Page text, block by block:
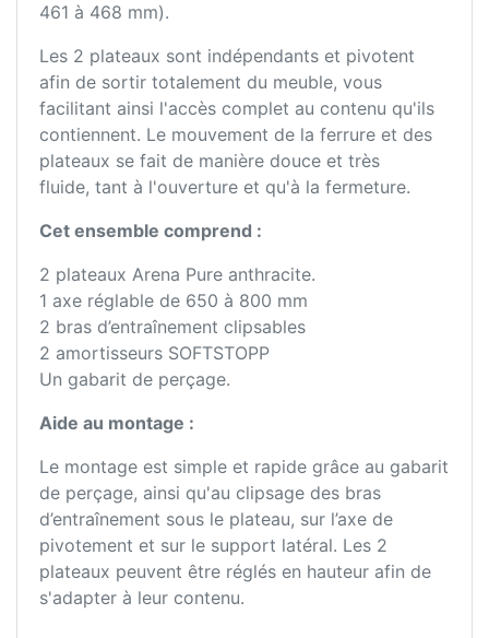
461 à 468 mm).
Les 2 plateaux sont indépendants et pivotent
afin de sortir totalement du meuble, vous
facilitant ainsi l'accès complet au contenu qu'ils
contiennent. Le mouvement de la ferrure et des
plateaux se fait de manière douce et très
fluide, tant à l'ouverture et qu'à la fermeture.
Cet ensemble comprend :
2 plateaux Arena Pure anthracite.
1 axe réglable de 650 à 800 mm
2 bras d’entraînement clipsables
2 amortisseurs SOFTSTOPP
Un gabarit de perçage.
Aide au montage :
Le montage est simple et rapide grâce au gabarit
de perçage, ainsi qu'au clipsage des bras
d’entraînement sous le plateau, sur l’axe de
pivotement et sur le support latéral. Les 2
plateaux peuvent être réglés en hauteur afin de
s'adapter à leur contenu.